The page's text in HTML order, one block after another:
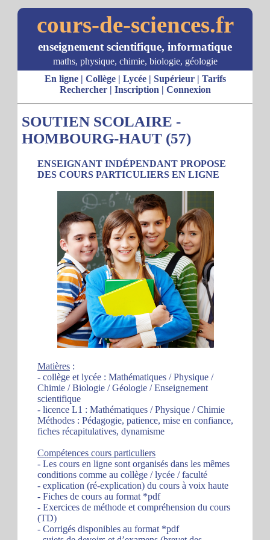
cours-de-sciences.fr
enseignement scientifique, informatique
maths, physique, chimie, biologie, géologie
En ligne| Collège| Lycée| Supérieur| Tarifs
Rechercher| Inscription | Connexion
SOUTIEN SCOLAIRE -
HOMBOURG-HAUT (57)
ENSEIGNANT INDÉPENDANT PROPOSE
DES COURS PARTICULIERS EN LIGNE
Matières :
- collège et lycée : Mathématiques / Physique /
Chimie / Biologie / Géologie / Enseignement
scientifique
- licence L1 : Mathématiques / Physique / Chimie
Méthodes : Pédagogie, patience, mise en confiance,
fiches récapitulatives, dynamisme
Compétences cours particuliers
- Les cours en ligne sont organisés dans les mêmes
conditions comme au collège / lycée / faculté
- explication (ré-explication) du cours à voix haute
- Fiches de cours au format *pdf
- Exercices de méthode et compréhension du cours
(TD)
- Corrigés disponibles au format *pdf